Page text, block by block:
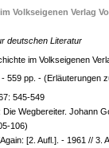
Volkseigenen Verlag
deutschen Literatur
im Volkseigenen
559 pp. - (Erläuterungen
545-549
Die Wegbereiter. Johann
106)
[2. Aufl.]. - 1961 // 3.